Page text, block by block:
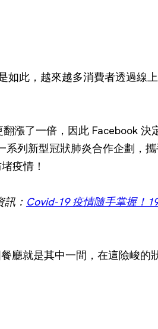
如此，越來越多消費者透過線
漲了一倍，因此 Facebook 決
列新型冠狀肺炎合作企劃，
疫情！
： Covid-19 疫情隨手掌握！
廳就是其中一間，在這險峻的